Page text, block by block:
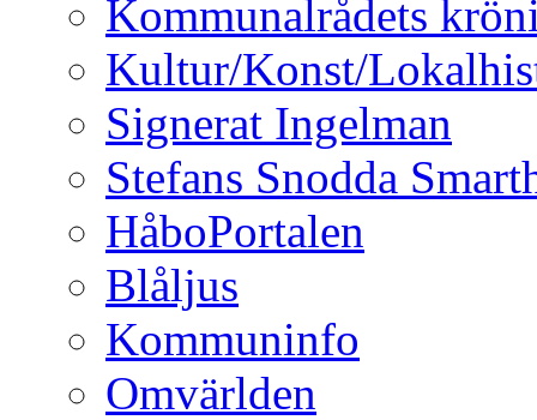
Kommunalrådets
Kultur/Konst/
Signerat Ingelman
Stefans Snodda
HåboPortalen
Blåljus
Kommuninfo
Omvärlden